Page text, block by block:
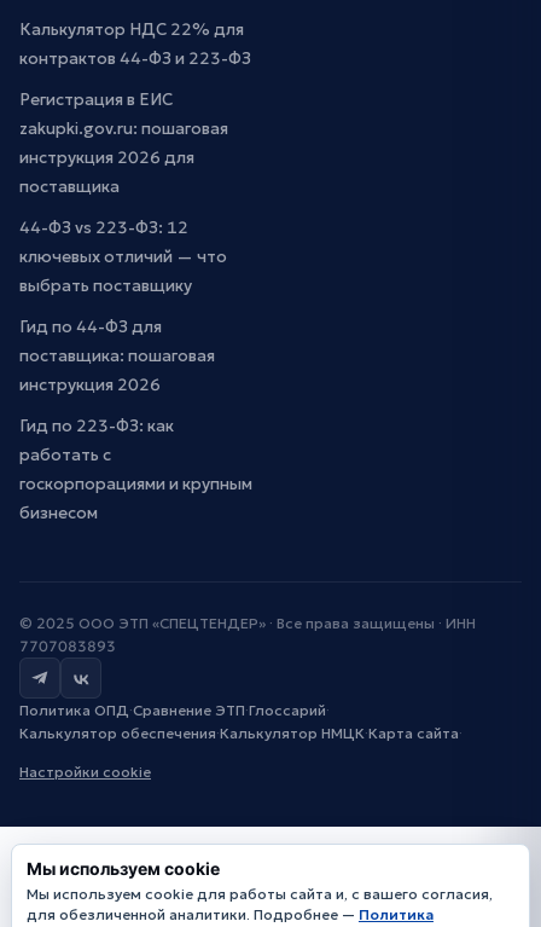
Калькулятор НДС 22% для
контрактов 44-ФЗ и 223-ФЗ
Регистрация в ЕИС
zakupki.gov.ru: пошаговая
инструкция 2026 для
поставщика
44-ФЗ vs 223-ФЗ: 12
ключевых отличий — что
выбрать поставщику
Гид по 44-ФЗ для
поставщика: пошаговая
инструкция 2026
Гид по 223-ФЗ: как
работать с
госкорпорациями и крупным
бизнесом
© 2025 ООО ЭТП «СПЕЦТЕНДЕР» · Все права защищены · ИНН
7707083893
Политика ОПД·Сравнение ЭТП·Глоссарий·
Калькулятор обеспечения·Калькулятор НМЦК·Карта сайта·
Настройки cookie
Мы используем cookie
Мы используем cookie для работы сайта и, с вашего согласия,
для обезличенной аналитики. Подробнее — Политика